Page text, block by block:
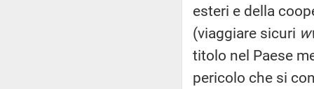
esteri e della
(viaggiare sicuri
titolo nel Paese
pericolo che si